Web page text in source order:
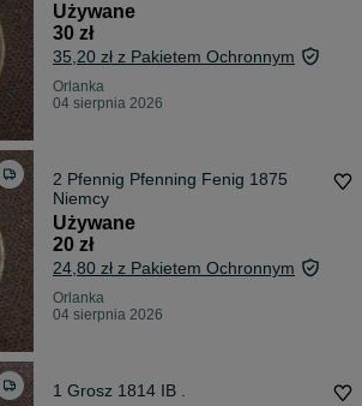
Używane
30 zł
35,20 zł z Pakietem Ochronnym
Orlanka
04 sierpnia 2026
2 Pfennig Pfenning Fenig 1875
Niemcy
Używane
20 zł
24,80 zł z Pakietem Ochronnym
Orlanka
04 sierpnia 2026
1 Grosz 1814 IB .